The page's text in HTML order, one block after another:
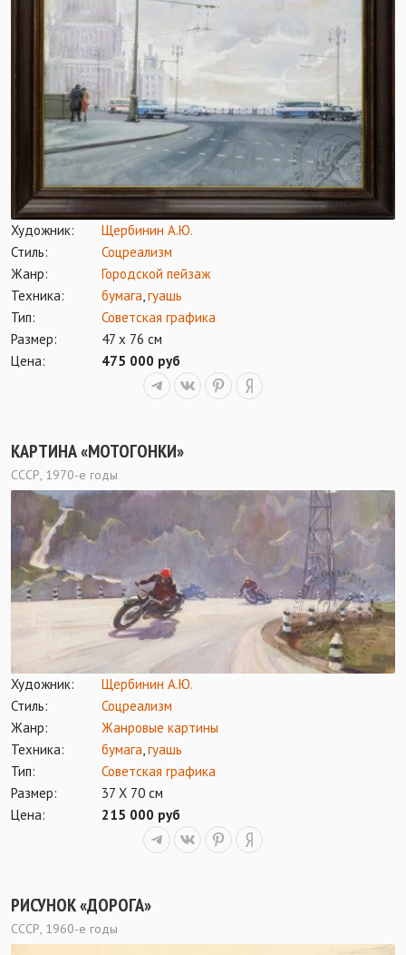
Художник:
Щербинин А.Ю.
Стиль:
Соцреализм
Жанр:
Городской пейзаж
Техника:
бумага,гуашь
Тип:
Советская графика
Размер:
47 х 76 см
Цена:
475 000 руб
КАРТИНА «МОТОГОНКИ»
СССР, 1970-е годы
Художник:
Щербинин А.Ю.
Стиль:
Соцреализм
Жанр:
Жанровые картины
Техника:
бумага гуашь
Тип:
Советская графика
Размер:
37 Х 70 см
Цена:
215 000 руб
РИСУНОК «ДОРОГА»
СССР, 1960-е годы